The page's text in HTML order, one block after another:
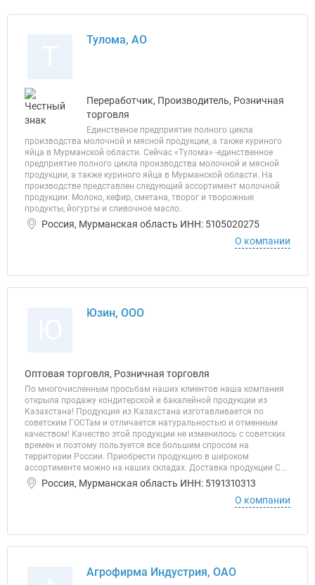
Тулома, АО
Переработчик, Производитель, Розничная
торговля
Единственое предприятие полного цикла
производства молочной и мясной продукции, а также куриного
яйца в Мурманской области. Сейчас «Тулома» -единственное
предприятие полного цикла производства молочной и мясной
продукции, а также куриного яйца в Мурманской области. На
производстве представлен следующий ассортимент молочной
продукции: Молоко, кефир, сметана, творог и творожные
продукты, йогурты и сливочное масло.
Россия, Мурманская область ИНН: 5105020275
О компании
Юзин, ООО
Оптовая торговля, Розничная торговля
По многочисленным просьбам наших клиентов наша компания
открыла продажу кондитерской и бакалейной продукции из
Казахстана! Продукция из Казахстана изготавливается по
советским ГОСТам и отличается натуральностью и отменным
качеством! Качество этой продукции не изменилось с советских
времен и поэтому пользуется все большим спросом на
территории России. Приобрести продукцию в широком
ассортименте можно на наших складах. Доставка продукции С...
Россия, Мурманская область ИНН: 5191310313
О компании
Агрофирма Индустрия, ОАО